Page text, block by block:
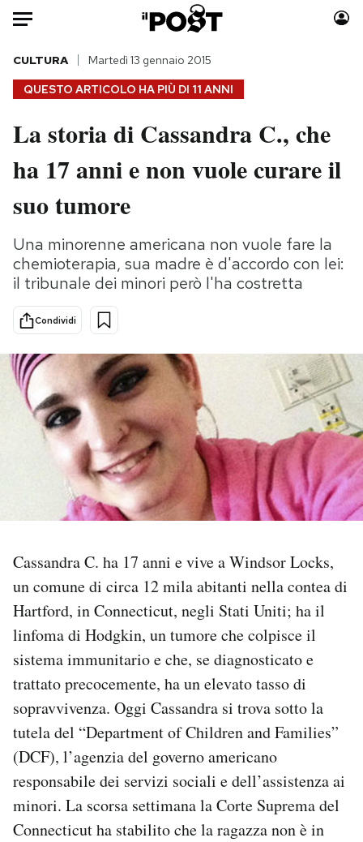
Auto
HOME
Italia
Politica
Tecnologia
Scienza
Cultura
Sport
Moda
Consumismi
Media
Europa
PODCAST
NEWSLETTER
I MIEI PREFERITI
SHOP
CALENDARIO
AREA PERSONALE
Area Personale
Newsletter
Notifiche mobile
Regala il Post
Hai bisogno di aiuto?
Esci
QUESTO ARTICOLO HA PIÙ DI 11 ANNI
CULTURA Martedì 13 gennaio 2015
La storia di Cassandra C., che
ha 17 anni e non vuole curare il
suo tumore
Una minorenne americana non vuole fare la
chemioterapia, sua madre è d'accordo con lei:
il tribunale dei minori però l'ha costretta
Condividi
Cassandra C. ha 17 anni e vive a Windsor Locks,
un comune di circa 12 mila abitanti nella contea di
Hartford, in Connecticut, negli Stati Uniti; ha il
linfoma di Hodgkin, un tumore che colpisce il
sistema immunitario e che, se diagnosticato e
trattato precocemente, ha un elevato tasso di
sopravvivenza. Oggi Cassandra si trova sotto la
tutela del “Department of Children and Families”
(DCF), l’agenzia del governo americano
responsabile dei servizi sociali e dell’assistenza ai
minori. La scorsa settimana la Corte Suprema del
Connecticut ha stabilito che la ragazza non è in